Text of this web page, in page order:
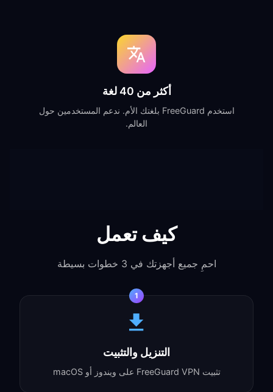
أكثر من 40 لغة
استخدم FreeGuard بلغتك الأم. ندعم المستخدمين حول
العالم.
كيف تعمل
احمِ جميع أجهزتك في 3 خطوات بسيطة
1
التنزيل والتثبيت
تثبيت FreeGuard VPN على ويندوز أو macOS